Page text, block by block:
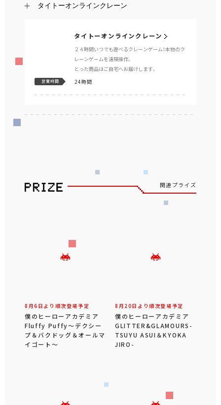
タイトーオンラインクレーン
タイトーオンラインクレーン
２４時間いつでも遊べるクレーンゲーム！本物のク
レーンゲームを遠隔操作。
とった商品はご自宅へお届けします。
営業時間 24時間
関連プライズ
8月6日より順次登場予定
僕のヒーローアカデミア
Fluffy Puffy～デクシー
プ＆バクドッグ＆オールマ
イゴート～
8月20日より順次登場予定
僕のヒーローアカデミア
GLITTER&GLAMOURS-
TSUYU ASUI＆KYOKA
JIRO-